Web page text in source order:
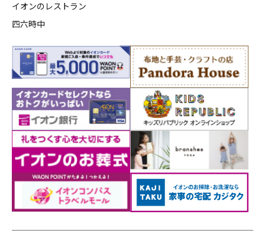
イオンのレストラン
四六時中